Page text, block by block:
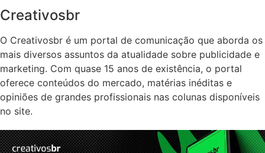
Creativosbr
O Creativosbr é um portal de comunicação que aborda os
mais diversos assuntos da atualidade sobre publicidade e
marketing. Com quase 15 anos de existência, o portal
oferece conteúdos do mercado, matérias inéditas e
opiniões de grandes profissionais nas colunas disponíveis
no site.